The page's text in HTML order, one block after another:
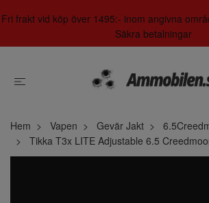
Fri frakt vid köp över 1495:- inom angivna
Säkra betalningar
Hem Vapen Gevär Jakt
Tikka T3x LITE Adjustable 6.5